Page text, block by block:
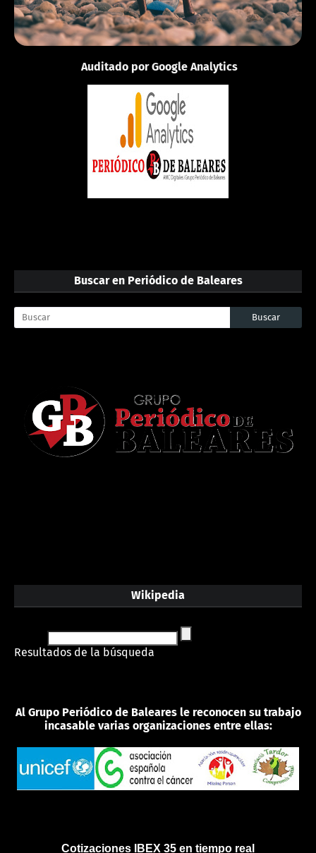
Auditado por Google Analytics
Buscar en Periódico de Baleares
Wikipedia
Resultados de la búsqueda
Al Grupo Periódico de Baleares le reconocen su trabajo
incasable varias organizaciones entre ellas:
Cotizaciones IBEX 35 en tiempo real